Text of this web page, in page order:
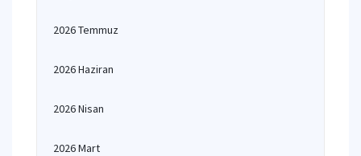
2026 Temmuz
2026 Haziran
2026 Nisan
2026 Mart